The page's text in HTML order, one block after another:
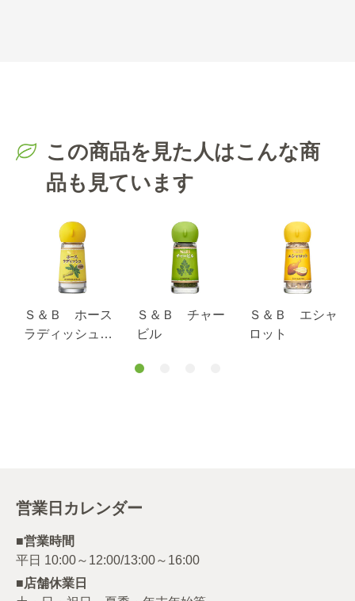
この商品を見た人はこんな商
品も見ています
Ｓ＆Ｂ ホース
ラディッシュ
Ｓ＆Ｂ チャー
ビル
Ｓ＆Ｂ エシャ
ロット
営業日カレンダー
■営業時間
■店舗休業日